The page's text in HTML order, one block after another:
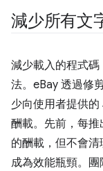
減少所有文
減少載入的程式
法。eBay 透過修
少向使用者提供
酬載。先前，每
的酬載，但不會
成為效能瓶頸。